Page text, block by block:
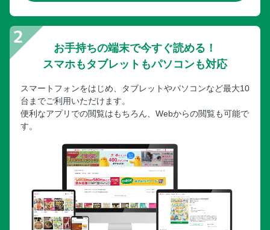
お手持ちの端末で今すぐ読める！
スマホもタブレットもパソコンも対応
スマートフォンをはじめ、タブレットやパソコンなど最大10
台までご利用いただけます。
便利なアプリでの閲覧はもちろん、Webからの閲覧も可能で
す。